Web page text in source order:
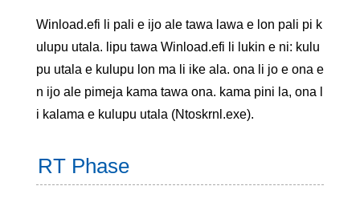
Winload.efi li pali e ijo ale tawa lawa e lon pali pi k
ulupu utala. lipu tawa Winload.efi li lukin e ni: kulu
pu utala e kulupu lon ma li ike ala. ona li jo e ona e
n ijo ale pimeja kama tawa ona. kama pini la, ona l
i kalama e kulupu utala (Ntoskrnl.exe).
RT Phase